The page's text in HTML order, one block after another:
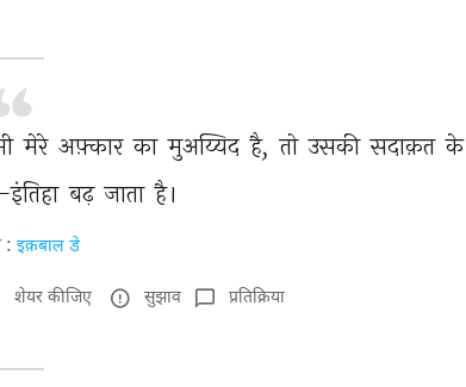
मेरे अफ़्कार का मुअय्यिद है, तो उसकी सदाक़त के
बढ़ जाता है।
: इक़बाल डे
शेयर कीजिए सुझाव प्रतिक्रिया